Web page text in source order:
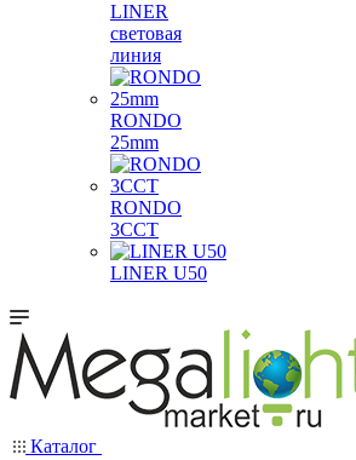
LINER
световая
линия
RONDO
25mm
RONDO
3CCT
LINER U50
Каталог